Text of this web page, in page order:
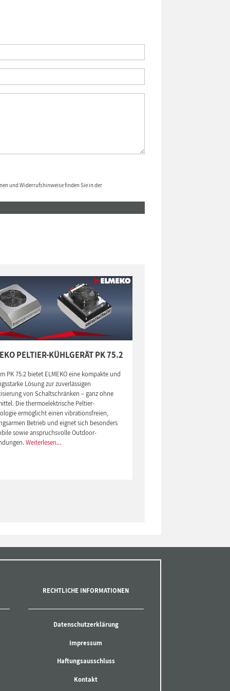
und Widerrufshinweise finden Sie in der
PELTIER-KÜHLGERÄT PK 75.2
PK 75.2 bietet ELMEKO eine kompakte und
Lösung zur zuverlässigen
von Schaltschränken – ganz ohne
Die thermoelektrische Peltier-
ermöglicht einen vibrationsfreien,
Betrieb und eignet sich besonders
sowie anspruchsvolle Outdoor-
Weiterlesen...
RECHTLICHE INFORMATIONEN
Datenschutzerklärung
Impressum
Haftungsausschluss
Kontakt